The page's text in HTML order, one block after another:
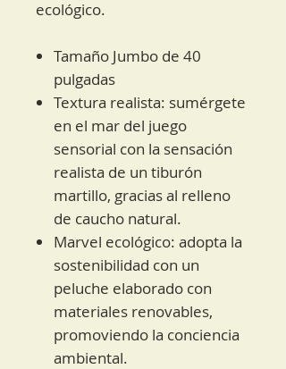
ecológico.
Tamaño Jumbo de 40
pulgadas
Textura realista: sumérgete
en el mar del juego
sensorial con la sensación
realista de un tiburón
martillo, gracias al relleno
de caucho natural.
Marvel ecológico: adopta la
sostenibilidad con un
peluche elaborado con
materiales renovables,
promoviendo la conciencia
ambiental.